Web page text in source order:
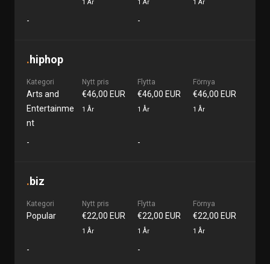
1 År 1 År 1 År
- -
.hiphop
Kategori
Arts and
Entertainme
nt
Nytt pris
€46,00 EUR
1 År
Flytta
€46,00 EUR
1 År
Förnya
€46,00 EUR
1 År
- -
.biz
Kategori
Popular
Nytt pris
€22,00 EUR
1 År
Flytta
€22,00 EUR
1 År
Förnya
€22,00 EUR
1 År
- -